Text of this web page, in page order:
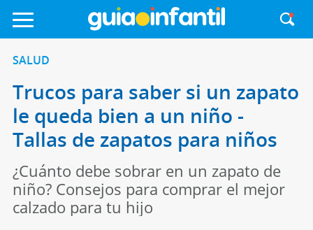
SALUD
Trucos para saber si un zapato
le queda bien a un niño -
Tallas de zapatos para niños
¿Cuánto debe sobrar en un zapato de
niño? Consejos para comprar el mejor
calzado para tu hijo